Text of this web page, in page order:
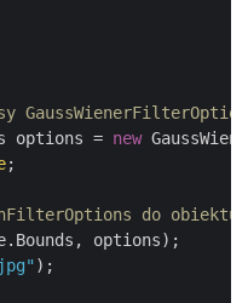
options =
new
;
do obiektu
options);
);